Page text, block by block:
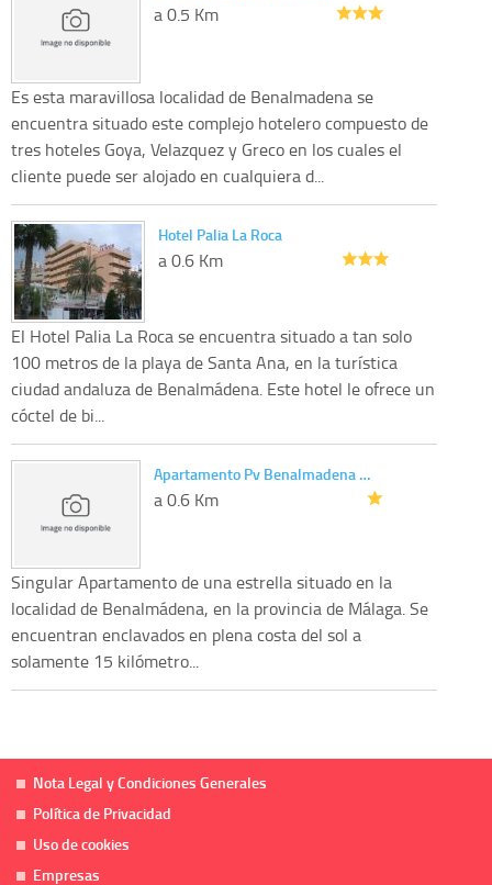
a 0.5 Km
Es esta maravillosa localidad de Benalmadena se
encuentra situado este complejo hotelero compuesto de
tres hoteles Goya, Velazquez y Greco en los cuales el
cliente puede ser alojado en cualquiera d...
Hotel Palia La Roca
a 0.6 Km
El Hotel Palia La Roca se encuentra situado a tan solo
100 metros de la playa de Santa Ana, en la turística
ciudad andaluza de Benalmádena. Este hotel le ofrece un
cóctel de bi...
Apartamento Pv Benalmadena …
a 0.6 Km
Singular Apartamento de una estrella situado en la
localidad de Benalmádena, en la provincia de Málaga. Se
encuentran enclavados en plena costa del sol a
solamente 15 kilómetro...
Nota Legal y Condiciones Generales
Política de Privacidad
Uso de cookies
Empresas